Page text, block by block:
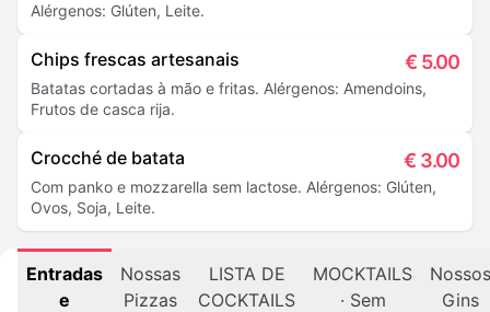
Alérgenos: Glúten, Leite.
Chips frescas artesanais € 5.00
Batatas cortadas à mão e fritas. Alérgenos: Amendoins,
Frutos de casca rija.
Crocché de batata € 3.00
Com panko e mozzarella sem lactose. Alérgenos: Glúten,
Ovos, Soja, Leite.
Entradas
e
Nossas
Pizzas
LISTA DE
COCKTAILS
MOCKTAILS
· Sem
Nossos
Gins